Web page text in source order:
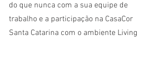
do que nunca com a sua equipe de
trabalho e a participação na CasaCor
Santa Catarina com o ambiente Living